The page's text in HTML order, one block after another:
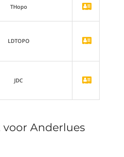
Anderlues
THopo
LDTOPO
JDC